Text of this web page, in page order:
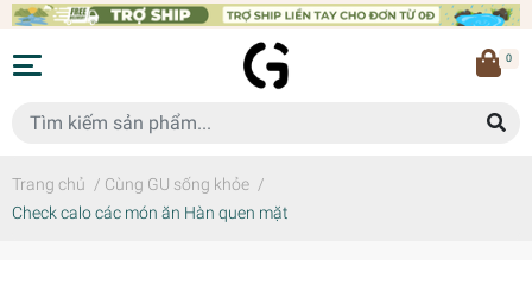
0
Trang chủ / Cùng GU sống khỏe /
Check calo các món ăn Hàn quen mặt